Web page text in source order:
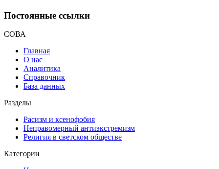
Постоянные ссылки
СОВА
Главная
О нас
Аналитика
Справочник
База данных
Разделы
Расизм и ксенофобия
Неправомерный антиэкстремизм
Религия в светском обществе
Категории